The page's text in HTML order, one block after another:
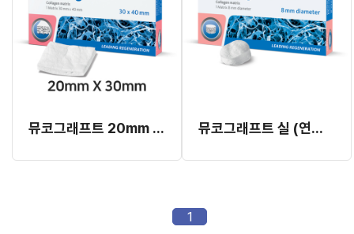
뮤코그래프트 20mm x 30mm (연조직 재생재료) 뮤코그래프트 실 (연조직 재생재료)
1